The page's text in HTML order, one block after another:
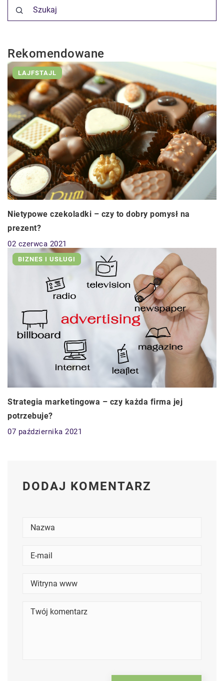
Rekomendowane
LAJFSTAJL
Nietypowe czekoladki – czy to dobry pomysł na
prezent?
02 czerwca 2021
BIZNES I USŁUGI
Strategia marketingowa – czy każda firma jej
potrzebuje?
07 października 2021
DODAJ KOMENTARZ